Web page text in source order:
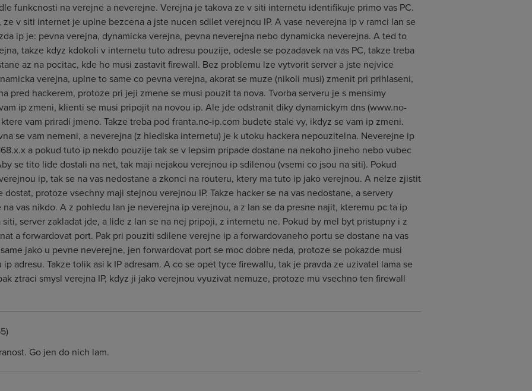
funkcnosti na verejne a neverejne. Verejna je takova ze v siti internetu identifikuje primo vas PC.
v siti internet je uplne bezcena a jste nucen sdilet verejnou IP. A vase neverejna ip v ramci lan se
ip je: pevna verejna, dynamicka verejna, pevna neverejna nebo dynamicka neverejna. A ted to
takze kdyz kdokoli v internetu tuto adresu pouzije, odesle se pozadavek na vas PC, takze treba
az na pocitac, kde ho musi zastavit firewall. Bez problemu lze vytvorit server a jste nejvice
verejna, uplne to same co pevna verejna, akorat se muze (nikoli musi) zmenit pri prihlaseni,
pred hackerem, protoze pri jeji zmene se musi pouzit ta nova. Tvorba serveru je s mensimy
ip zmeni, klienti se musi pripojit na novou ip. Ale jde odstranit diky dynamickym dns (www.no-
vam priradi jmeno. Takze treba pod franta.no-ip.com budete stale vy, ikdyz se vam ip zmeni.
se vam nemeni, a neverejna (z hlediska internetu) je k utoku hackera nepouzitelna. Neverejne ip
a pokud tuto ip nekdo pouzije tak se v lepsim pripade dostane na nekoho jineho nebo vubec
se tito lide dostali na net, tak maji nejakou verejnou ip sdilenou (vsemi co jsou na siti). Pokud
ip, tak se na vas nedostane a zkonci na routeru, ktery ma tuto ip jako verejnou. A nelze zjistit
protoze vsechny maji stejnou verejnou IP. Takze hacker se na vas nedostane, a servery
vas nikdo. A z pohledu lan je neverejna ip verejnou, a z lan se da presne najit, kteremu pc ta ip
server zakladat jde, a lide z lan se na nej pripoji, z internetu ne. Pokud by mel byt pristupny i z
a forwardovat port. Pak pri pouziti sdilene verejne ip a forwardovaneho portu se dostane na vas
jako u pevne neverejne, jen forwardovat port se moc dobre neda, protoze se pokazde musi
adresu. Takze tolik asi k IP adresam. A co se opet tyce firewallu, tak je pravda ze uzivatel lama se
ztraci smysl verejna IP, kdyz ji jako verejnou vyuzivat nemuze, protoze mu vsechno ten firewall
Go jen do nich lam.